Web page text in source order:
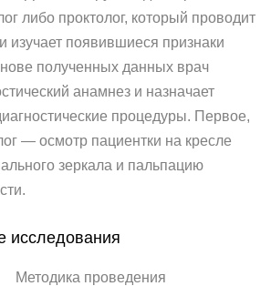
либо проктолог, который проводит
изучает появившиеся признаки
полученных данных врач
анамнез и назначает
процедуры. Первое,
— осмотр пациентки на кресле
зеркала и пальпацию
исследования
Методика проведения